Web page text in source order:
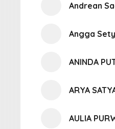
Andrean
Angga
ANINDA
ARYA
AULIA